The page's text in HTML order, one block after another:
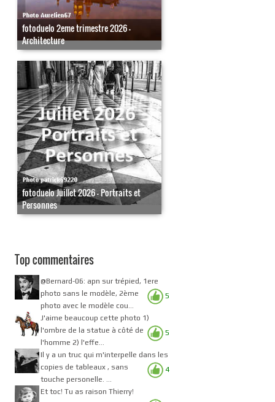
fotoduelo 2eme trimestre 2026 -
Architecture
fotoduelo Juillet 2026 - Portraits et
Personnes
Top commentaires
5
@Bernard-06: apn sur trépied, 1ere
photo sans le modèle, 2ème
photo avec le modèle cou...
5
J'aime beaucoup cette photo 1)
l'ombre de la statue à côté de
l'homme 2) l'effe...
4
Il y a un truc qui m'interpelle dans les
copies de tableaux , sans
touche personelle. ...
Et toc! Tu as raison Thierry!